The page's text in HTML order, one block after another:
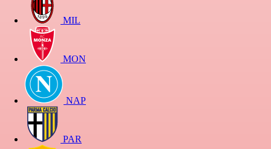
MIL
MON
NAP
PAR